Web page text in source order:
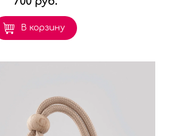
В корзину